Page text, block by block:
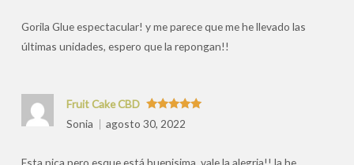
Gorila Glue espectacular! y me parece que me he llevado las
últimas unidades, espero que la repongan!!
Valorado
con5de 5
Fruit Cake CBD
Sonia
agosto 30, 2022
Esta pica pero esque está buenisima, vale la alegria!! la he